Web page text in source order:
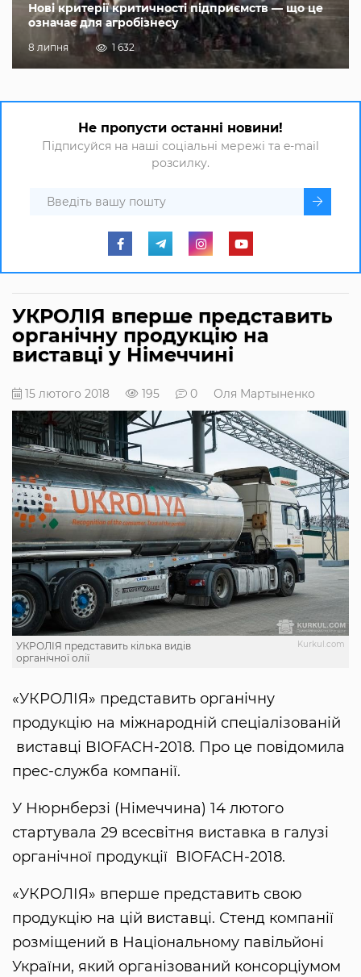
Нові критерії критичності підприємств — що це
означає для агробізнесу
8 липня 1 632
Не пропусти останні новини!
Підписуйся на наші соціальні мережі та e-mail
розсилку.
УКРОЛІЯ вперше представить
органічну продукцію на
виставці у Німеччині
15 лютого 2018 195 0 Оля Мартыненко
Kurkul.com
УКРОЛІЯ представить кілька видів
органічної олії
«УКРОЛІЯ» представить органічну
продукцію на міжнародній спеціалізованій
виставці BIOFACH-2018. Про це повідомила
прес-служба компанії.
У Нюрнберзі (Німеччина) 14 лютого
стартувала 29 всесвітня виставка в галузі
органічної продукції BIOFACH-2018.
«УКРОЛІЯ» вперше представить свою
продукцію на цій виставці. Стенд компанії
розміщений в Національному павільйоні
України, який організований консорціумом